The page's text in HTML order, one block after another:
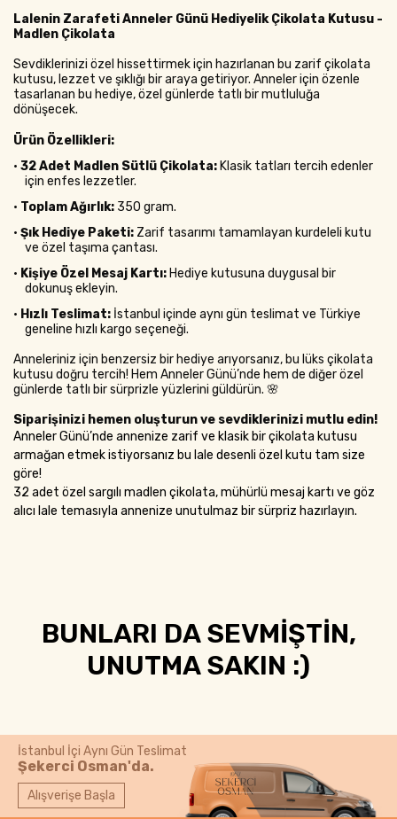
Lalenin Zarafeti Anneler Günü Hediyelik Çikolata Kutusu -
Madlen Çikolata
Sevdiklerinizi özel hissettirmek için hazırlanan bu zarif çikolata
kutusu, lezzet ve şıklığı bir araya getiriyor. Anneler için özenle
tasarlanan bu hediye, özel günlerde tatlı bir mutluluğa
dönüşecek.
Ürün Özellikleri:
• 32 Adet Madlen Sütlü Çikolata: Klasik tatları tercih edenler
için enfes lezzetler.
• Toplam Ağırlık: 350 gram.
• Şık Hediye Paketi: Zarif tasarımı tamamlayan kurdeleli kutu
ve özel taşıma çantası.
• Kişiye Özel Mesaj Kartı: Hediye kutusuna duygusal bir
dokunuş ekleyin.
• Hızlı Teslimat: İstanbul içinde aynı gün teslimat ve Türkiye
geneline hızlı kargo seçeneği.
Anneleriniz için benzersiz bir hediye arıyorsanız, bu lüks çikolata
kutusu doğru tercih! Hem Anneler Günü’nde hem de diğer özel
günlerde tatlı bir sürprizle yüzlerini güldürün. 🌸
Siparişinizi hemen oluşturun ve sevdiklerinizi mutlu edin!
Anneler Günü’nde annenize zarif ve klasik bir çikolata kutusu
armağan etmek istiyorsanız bu lale desenli özel kutu tam size
göre!
32 adet özel sargılı madlen çikolata, mühürlü mesaj kartı ve göz
alıcı lale temasıyla annenize unutulmaz bir sürpriz hazırlayın.
BUNLARI DA SEVMİŞTİN,
UNUTMA SAKIN :)
İstanbul İçi Aynı Gün Teslimat
Şekerci Osman'da.
Alışverişe Başla